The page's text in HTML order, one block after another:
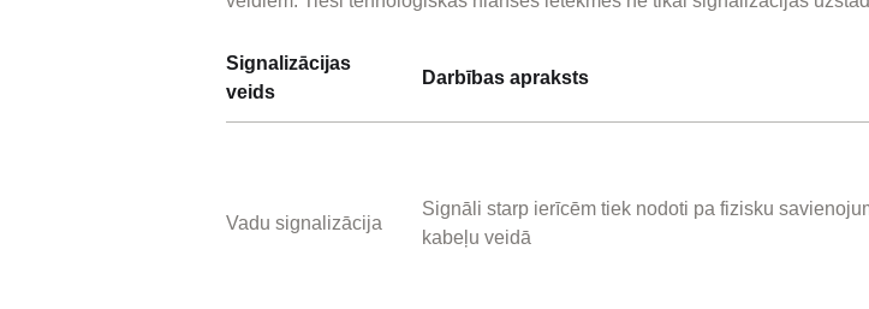
Signalizācijas
veids
Darbības apraksts
Vadu signalizācija
Signāli starp ierīcēm tiek nodoti pa fizisku
kabeļu veidā